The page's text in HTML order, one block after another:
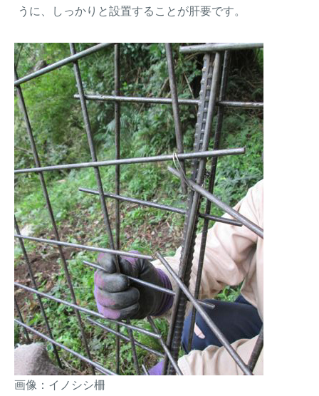
うに、しっかりと設置することが肝要です。
画像：イノシシ柵